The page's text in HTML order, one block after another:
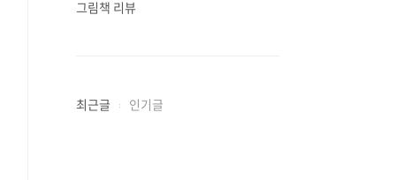
그림책 리뷰
최근글 인기글